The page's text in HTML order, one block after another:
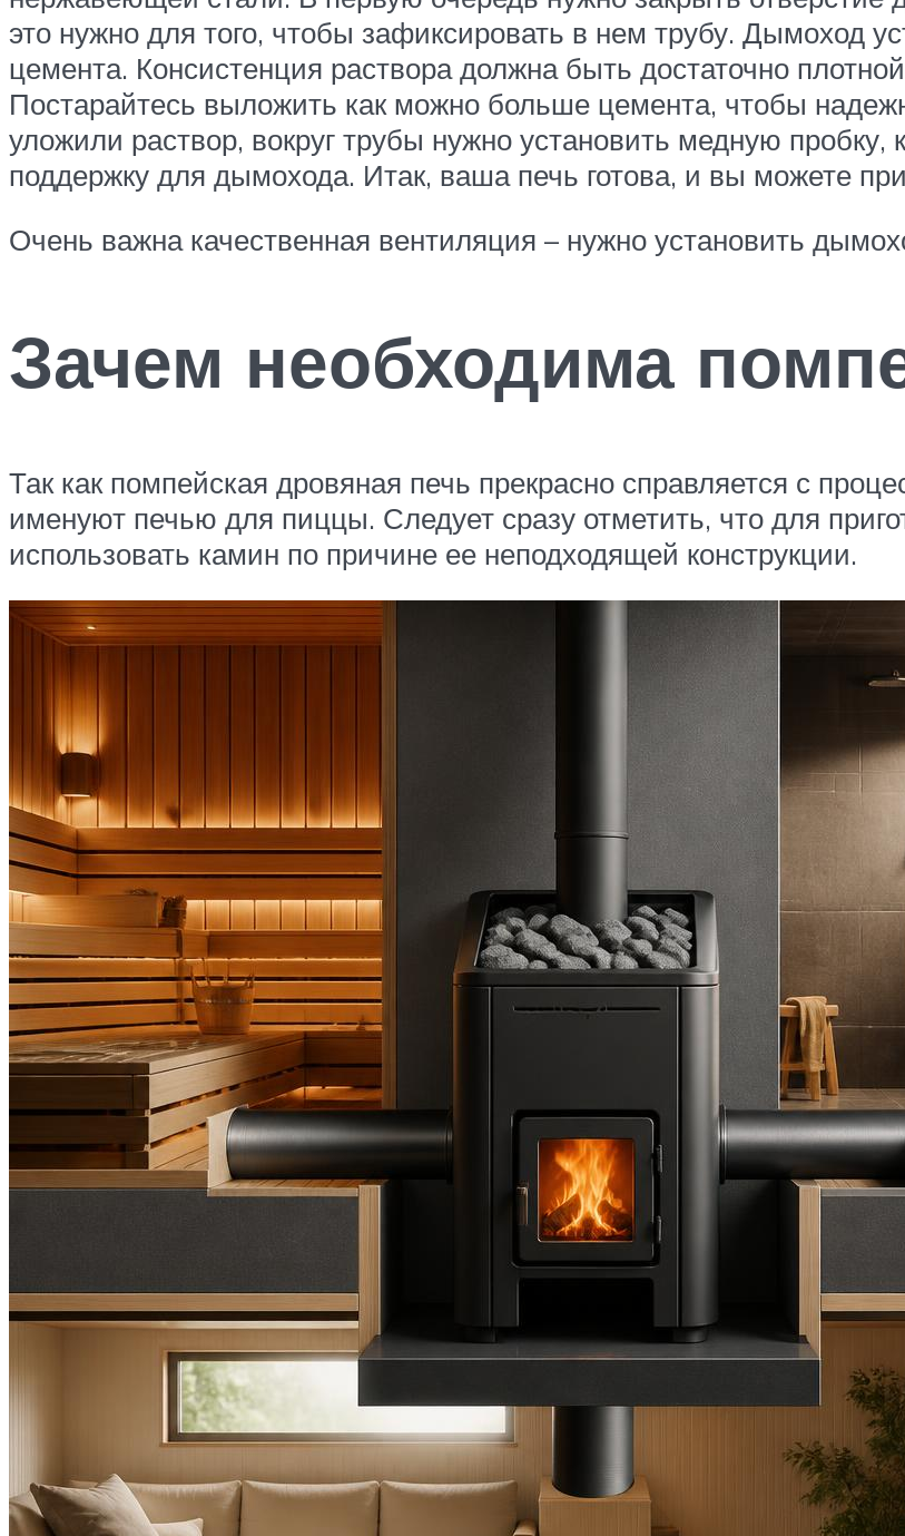
это нужно для того, чтобы зафиксировать в нем трубу. Дымоход
цемента. Консистенция раствора должна быть достаточно
Постарайтесь выложить как можно больше цемента, чтобы
уложили раствор, вокруг трубы нужно установить медную пробку,
поддержку для дымохода. Итак, ваша печь готова, и вы можете
Очень важна качественная вентиляция – нужно установить
Зачем необходима
Так как помпейская дровяная печь прекрасно справляется с
именуют печью для пиццы. Следует сразу отметить, что для
использовать камин по причине ее неподходящей конструкции.